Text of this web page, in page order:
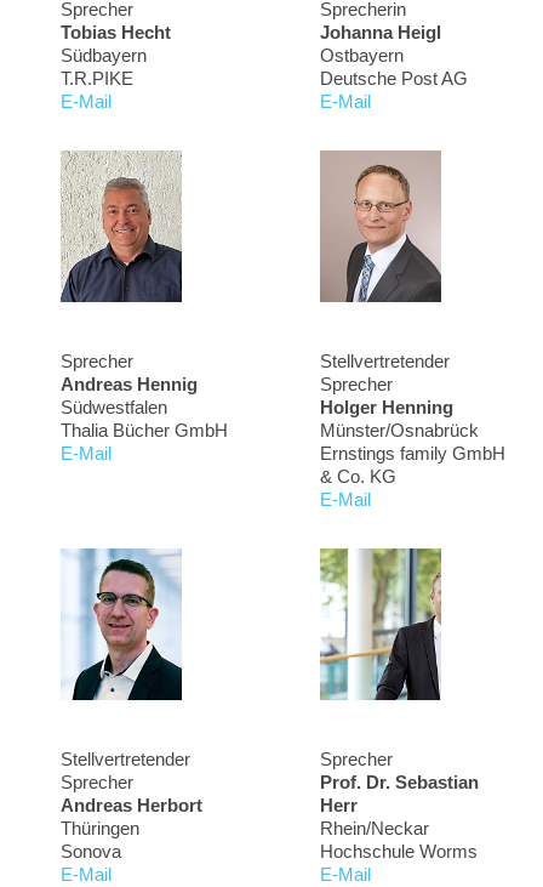
Sprecher
Tobias Hecht
Südbayern
T.R.PIKE
E-Mail
Sprecherin
Johanna Heigl
Ostbayern
Deutsche Post AG
E-Mail
Sprecher
Andreas Hennig
Südwestfalen
Thalia Bücher GmbH
E-Mail
Stellvertretender
Sprecher
Holger Henning
Münster/Osnabrück
Ernstings family GmbH
& Co. KG
E-Mail
Stellvertretender
Sprecher
Andreas Herbort
Thüringen
Sonova
E-Mail
Sprecher
Prof. Dr. Sebastian
Herr
Rhein/Neckar
Hochschule Worms
E-Mail